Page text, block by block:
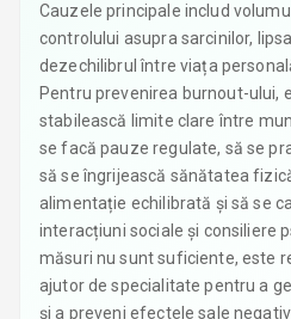
Cauzele principale includ
controlului asupra sarcinilor,
dezechilibrul între viața
Pentru prevenirea burnout-ului,
stabilească limite clare între
se facă pauze regulate, să se
să se îngrijească sănătatea
alimentație echilibrată și să se
interacțiuni sociale și consiliere
măsuri nu sunt suficiente, este
ajutor de specialitate pentru a
și a preveni efectele sale